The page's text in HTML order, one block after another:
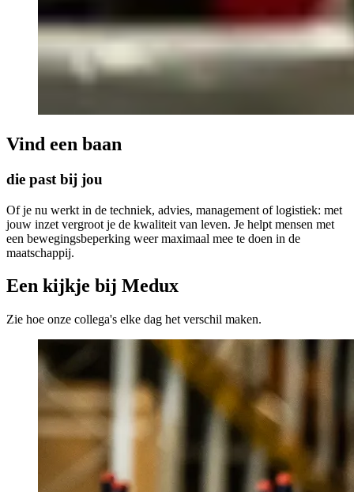
Vind een baan
die past bij jou
Of je nu werkt in de techniek, advies, management of logistiek: met
jouw inzet vergroot je de kwaliteit van leven. Je helpt mensen met
een bewegingsbeperking weer maximaal mee te doen in de
maatschappij.
Een kijkje bij Medux
Zie hoe onze collega's elke dag het verschil maken.